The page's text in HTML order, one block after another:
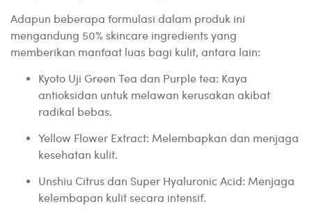
Adapun beberapa formulasi dalam produk ini
mengandung 50% skincare ingredients yang
memberikan manfaat luas bagi kulit, antara lain:
Kyoto Uji Green Tea dan Purple tea: Kaya
antioksidan untuk melawan kerusakan akibat
radikal bebas.
Yellow Flower Extract: Melembapkan dan menjaga
kesehatan kulit.
Unshiu Citrus dan Super Hyaluronic Acid: Menjaga
kelembapan kulit secara intensif.